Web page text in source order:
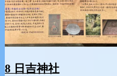
8 日吉神社